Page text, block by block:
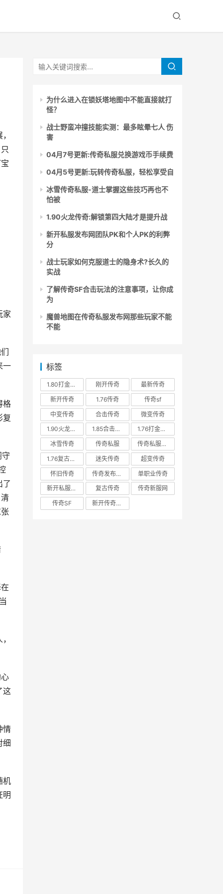
家
一
格
复
了
这
情
细
机
明
为什么进入在锁妖塔地图中不能直接就打
怪？
战士野蛮冲撞技能实测：最多眩晕七人 伤
害
04月7号更新:传奇私服兑换游戏币手续费
04月5号更新:玩转传奇私服，轻松享受自
冰雪传奇私服-道士掌握这些技巧再也不
怕被
1.90火龙传奇:解锁第四大陆才是提升战
新开私服发布网团队PK和个人PK的利弊
分
战士玩家如何克服道士的隐身术?长久的
实战
了解传奇SF合击玩法的注意事项，让你成
为
魔兽地图在传奇私服发布网那些玩家不能
不能
标签
1.80打金传奇 刚开传奇
最新传奇
新开传奇
1.76传奇
传奇sf
中变传奇
合击传奇
微变传奇
1.90火龙传奇
1.85合击传奇
1.76打金传奇
冰雪传奇
传奇私服
传奇私服发布网
1.76复古传奇
迷失传奇
超变传奇
怀旧传奇
传奇发布网新开服
单职业传奇
新开私服发布网
复古传奇
传奇新服网
传奇SF
新开传奇私服